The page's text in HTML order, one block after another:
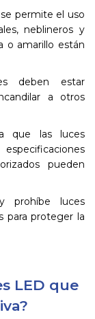
permite el uso
neblineros y
o amarillo están
deben estar
a otros
que las luces
pueden
prohíbe luces
para proteger la
LED que